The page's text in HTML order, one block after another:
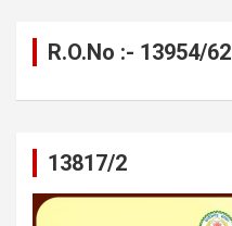
R.O.No :- 13954/62
13817/2